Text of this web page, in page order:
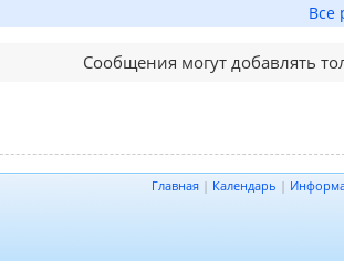
Все
Сообщения могут добавлять
Главная | Календарь |